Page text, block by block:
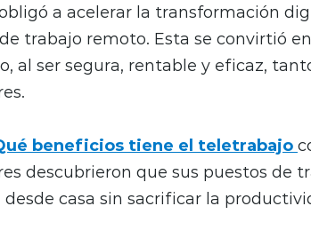
obligó a acelerar la transformación
trabajo remoto. Esta se convirtió
al ser segura, rentable y eficaz,
beneficios tiene el teletrabajo
descubrieron que sus puestos de
casa sin sacrificar la